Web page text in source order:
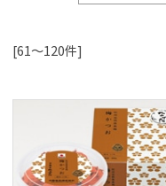
[61～120件]